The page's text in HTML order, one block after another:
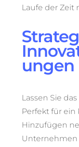
Laufe der Zeit
ungen
Lassen Sie
Perfekt für ein
Hinzufügen
Unternehmen